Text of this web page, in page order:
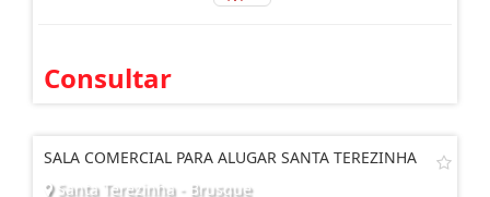
Consultar
SALA COMERCIAL PARA ALUGAR SANTA TEREZINHA
Santa Terezinha - Brusque